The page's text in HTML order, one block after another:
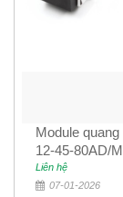
Module
12-45-80AD/
Liên hệ
07-01-2026